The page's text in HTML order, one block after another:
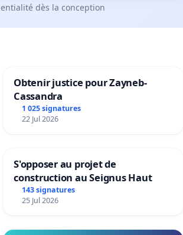
dès la conception
Obtenir justice pour Zayneb-
Cassandra
1 025 signatures
22 Jul 2026
S'opposer au projet de
construction au Seignus Haut
143 signatures
25 Jul 2026